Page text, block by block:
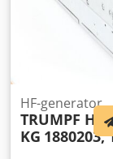
HF-generator
TRUMPF
KG 1880203,